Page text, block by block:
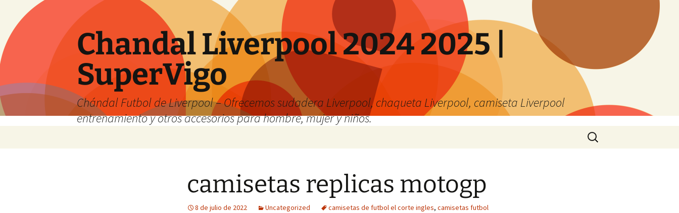
Chandal Liverpool 2024 2025 |
SuperVigo
Chándal Futbol de Liverpool – Ofrecemos sudadera Liverpool, chaqueta Liverpool, camiseta Liverpool
entrenamiento y otros accesorios para hombre, mujer y niños.
Buscar:
camisetas replicas motogp
8 de julio de 2022 Uncategorized camisetas de futbol el corte ingles, camisetas futbol